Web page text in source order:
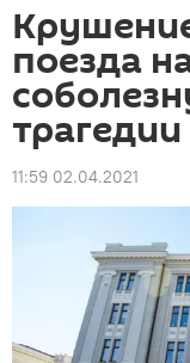
поезда
трагедии
11:59 02.04.2021